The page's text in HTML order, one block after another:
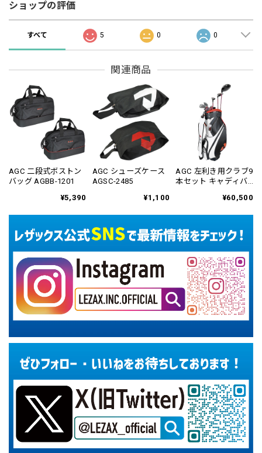
ショップの評価
すべて 5 0 0
関連商品
AGC 二段式ボストン
バッグ AGBB-1201
¥5,390
AGC シューズケース
AGSC-2485
¥1,100
AGC 左利き用クラブ9
本セット キャディバ
¥60,500